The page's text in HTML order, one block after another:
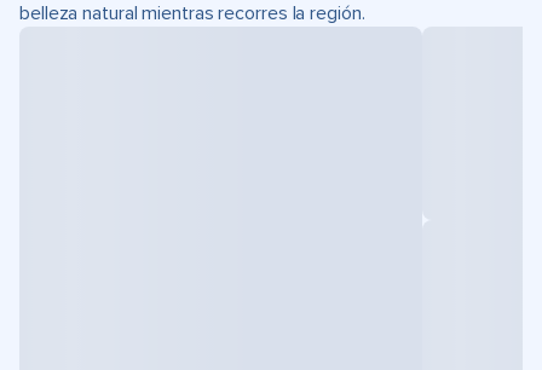
belleza natural mientras recorres la región.